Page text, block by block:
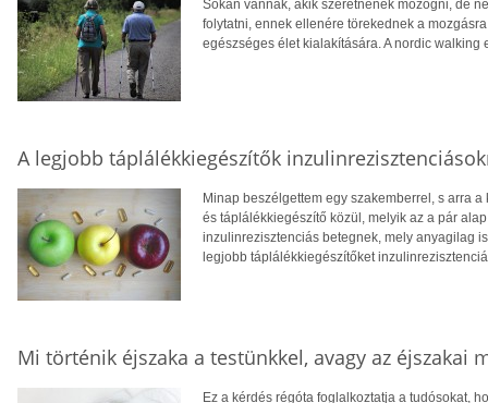
Sokan vannak, akik szeretnének mozogni, de
folytatni, ennek ellenére törekednek a
egészséges élet kialakítására. A nordic
A legjobb táplálékkiegészítők
Minap beszélgettem egy szakemberrel, s arra
és táplálékkiegészítő közül, melyik az a pár
inzulinrezisztenciás betegnek, mely anyagilag
legjobb táplálékkiegészítőket
Mi történik éjszaka a testünkkel, avagy az éjszakai
Ez a kérdés régóta foglalkoztatja a tudósokat,